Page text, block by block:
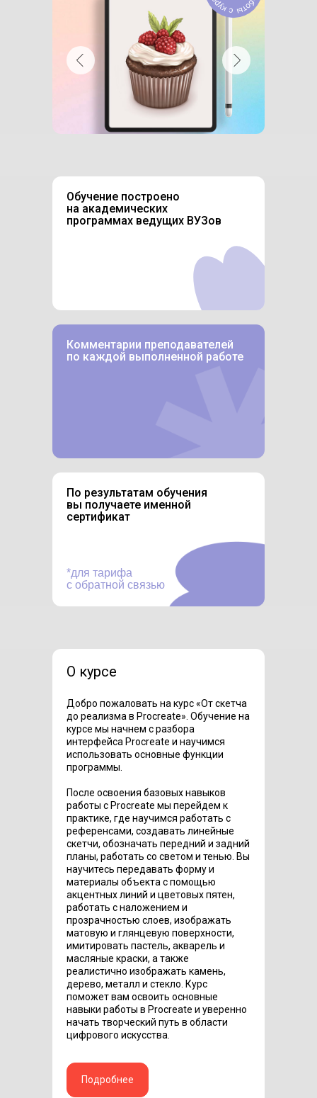
По результатам обучения
вы получаете именной
сертификат
*для тарифа
с обратной связью
Комментарии преподавателей
по каждой выполненной работе
Обучение построено
на академических
программах ведущих ВУЗов
О курсе
Добро пожаловать на курс «От скетча
до реализма в Procreate». Обучение на
курсе мы начнем с разбора
интерфейса Procreate и научимся
использовать основные функции
программы.
После освоения базовых навыков
работы с Procreate мы перейдем к
практике, где научимся работать с
референсами, создавать линейные
скетчи, обозначать передний и задний
планы, работать со светом и тенью. Вы
научитесь передавать форму и
материалы объекта с помощью
акцентных линий и цветовых пятен,
работать с наложением и
прозрачностью слоев, изображать
матовую и глянцевую поверхности,
имитировать пастель, акварель и
масляные краски, а также
реалистично изображать камень,
дерево, металл и стекло. Курс
поможет вам освоить основные
навыки работы в Procreate и уверенно
начать творческий путь в области
цифрового искусства.
Подробнее